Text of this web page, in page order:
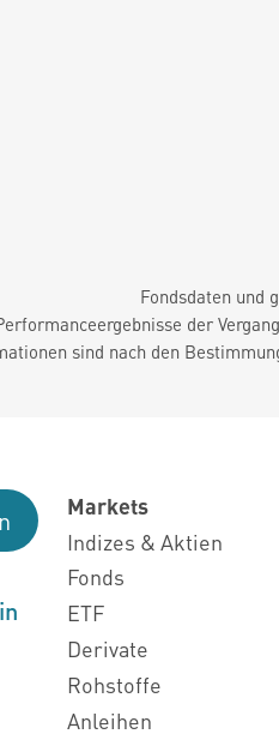
Fondsdaten und
der
sind nach den
Markets
Indizes & Aktien
Fonds
ETF
Derivate
Rohstoffe
Anleihen